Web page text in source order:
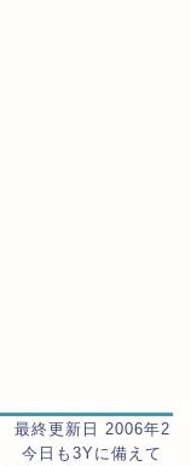
終更新日 2006年2
今日も3Yに備えて